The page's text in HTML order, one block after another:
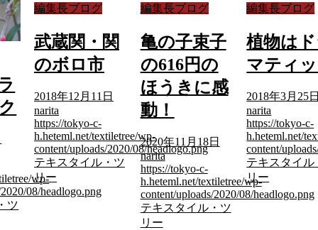
wp-
08/headlogo.png
ツ
編集長ブログ
武蔵関・関
のボロ市
2018年12月11日
narita
https://tokyo-c-
h.heteml.net/textiletree/wp-
content/uploads/2020/08/headlogo.png
テキスタイル・ツ
リー
編集長ブログ
亀の子束子
の616円の
ほうきに感
動！
2020年11月18日
narita
https://tokyo-c-
h.heteml.net/textiletree/wp-
content/uploads/2020/08/headlogo.png
テキスタイル・ツ
リー
編集長ブログ
植物は
マティ
2018年3月25
narita
https://tokyo-c-
h.heteml.net/
content/
テキスタイル
リー